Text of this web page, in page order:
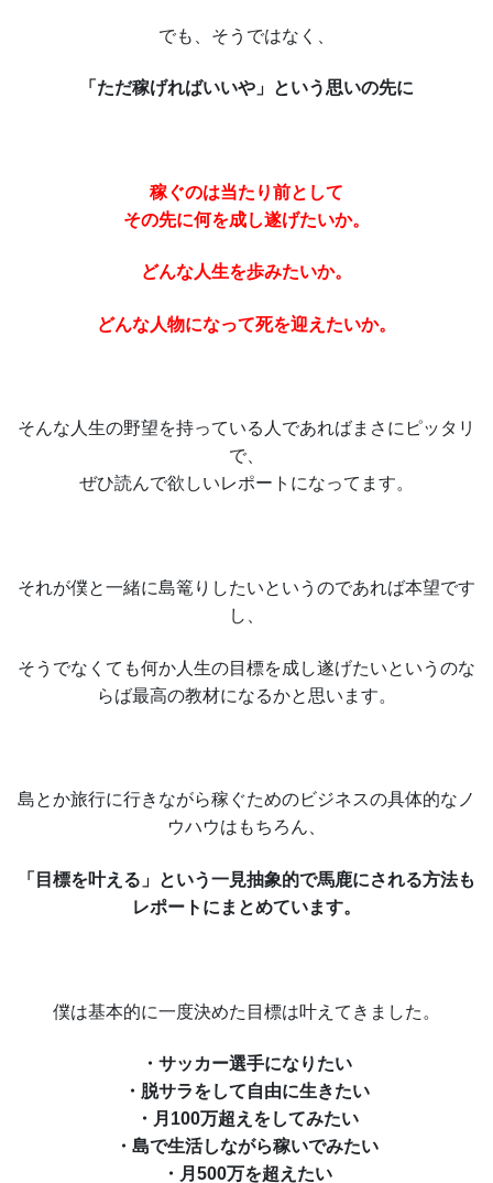
でも、そうではなく、
「ただ稼げればいいや」という思いの先に
稼ぐのは当たり前として
その先に何を成し遂げたいか。
どんな人生を歩みたいか。
どんな人物になって死を迎えたいか。
そんな人生の野望を持っている人であればまさにピッタリ
で、
ぜひ読んで欲しいレポートになってます。
それが僕と一緒に島篭りしたいというのであれば本望です
し、
そうでなくても何か人生の目標を成し遂げたいというのな
らば最高の教材になるかと思います。
島とか旅行に行きながら稼ぐためのビジネスの具体的なノ
ウハウはもちろん、
「目標を叶える」という一見抽象的で馬鹿にされる方法も
レポートにまとめています。
僕は基本的に一度決めた目標は叶えてきました。
・サッカー選手になりたい
・脱サラをして自由に生きたい
・月100万超えをしてみたい
・島で生活しながら稼いでみたい
・月500万を超えたい